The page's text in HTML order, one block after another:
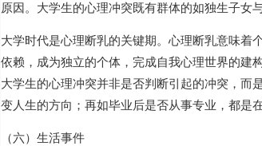
原因。大学生的心理冲突既有群体的如独生子女
大学时代是心理断乳的关键期。心理断乳意味着
依赖，成为独立的个体，完成自我心理世界的建
大学生的心理冲突并非是否判断引起的冲突，而
变人生的方向；再如毕业后是否从事专业，都是
（六）生活事件